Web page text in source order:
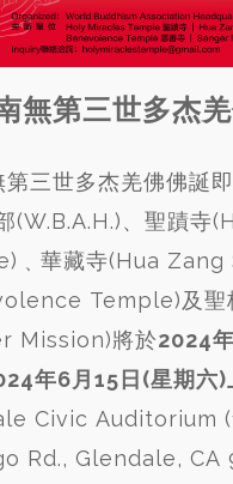
無第三世多杰
三世多杰羌佛佛誕即
(W.B.A.H.)、聖蹟寺
華藏寺(Hua Zang
Temple)及聖
Mission)將於2024
年6月15日(星期六
Civic Auditorium
Rd., Glendale, CA